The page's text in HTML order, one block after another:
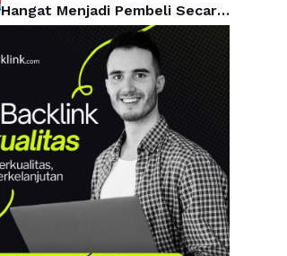
Hangat Menjadi Pembeli Secara
Efektif